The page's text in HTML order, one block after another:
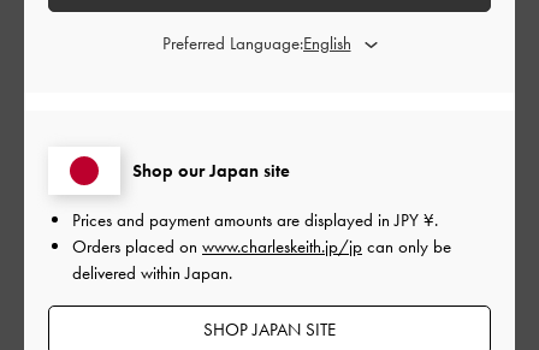
ご利用者様
可愛い😍
サイズ: その他（シューズ以外） |カラー: ブラウン系
デザイン
とてもよかった
Shop our Japan site
Prices and payment amounts are displayed inJPY ¥.
Orders placed on www.charleskeith.jp/jp can only be
delivered within Japan.
SHOP JAPAN SITE
Preferred Language: